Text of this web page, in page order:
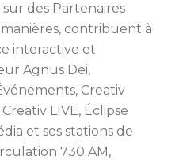
des Partenaires
contribuent à
interactive et
Agnus Dei,
Creativ
LIVE, Éclipse
et ses stations de
730 AM,